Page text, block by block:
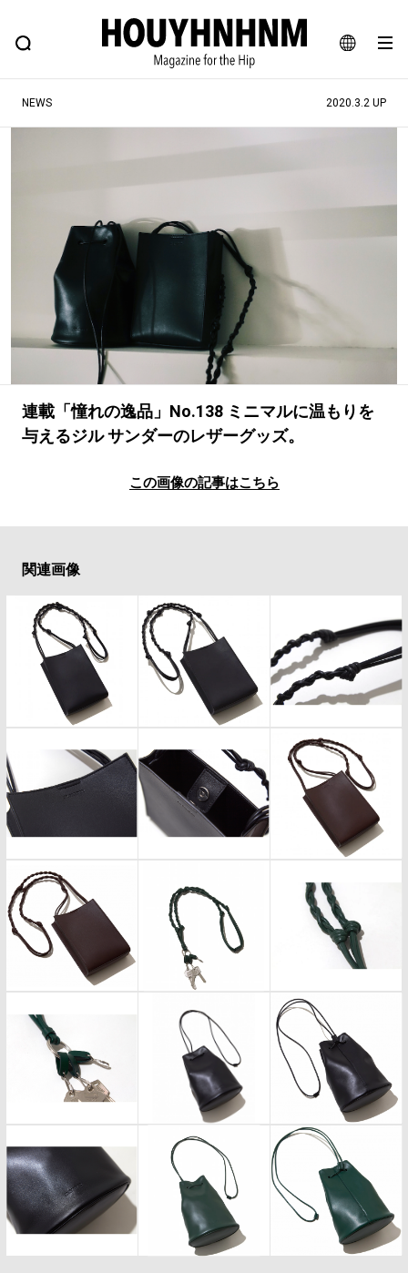
JA
EN
FEATURE BLOG SNAP
ヒップなファッション、カルチャー、ライフスタイルWEBマガジン
#ESSENTIAL DESIGNS #古着サミット
#NEW VINTAGE #マイナーグッド図鑑
#路地裏てぃーん。 #MONTHLY JOURNAL
#GH 銘品の所以 #フイナムのYouTube
#Commune H #FOCUS IT #AH.H
#ととけん #MUSIC
#LIFESTYLE #SNEAKER #OUTDOOR
#SPORTS #HANDSOME HANDBOOK
NEWS 2020.3.2 UP
連載「憧れの逸品」No.138 ミニマルに温もりを
与えるジル サンダーのレザーグッズ。
この画像の記事はこちら
関連画像